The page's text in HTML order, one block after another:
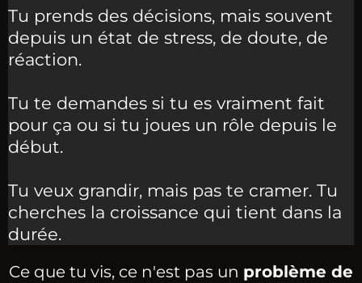
Tu prends des décisions, mais souvent
depuis un état de stress, de doute, de
réaction.
Tu te demandes si tu es vraiment fait
pour ça ou si tu joues un rôle depuis le
début.
Tu veux grandir, mais pas te cramer. Tu
cherches la croissance qui tient dans la
durée.
Ce que tu vis, ce n'est pas un problème de